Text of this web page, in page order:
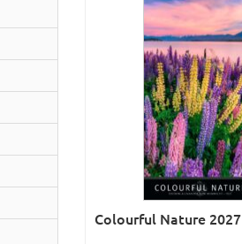
Colourful Nature 2027